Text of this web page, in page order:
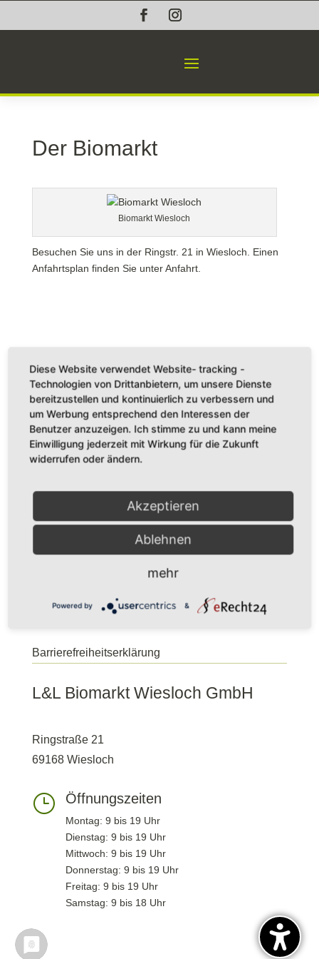
Der Biomarkt
Biomarkt Wiesloch
Besuchen Sie uns in der Ringstr. 21 in Wiesloch. Einen
Anfahrtsplan finden Sie unterAnfahrt.
Verbundpartner
Start
Jobs
Datenschutz
Barrierefreiheitserklärung
L&L Biomarkt Wiesloch GmbH
Ringstraße 21
69168 Wiesloch
} Öffnungszeiten
Montag: 9 bis 19 Uhr
Dienstag: 9 bis 19 Uhr
Mittwoch: 9 bis 19 Uhr
Donnerstag: 9 bis 19 Uhr
Freitag: 9 bis 19 Uhr
Samstag: 9 bis 18 Uhr
Diese Website verwendet Website- tracking -
Technologien von Drittanbietern, um unsere Dienste
bereitzustellen und kontinuierlich zu verbessern und
um Werbung entsprechend den Interessen der
Benutzer anzuzeigen. Ich stimme zu und kann meine
Einwilligung jederzeit mit Wirkung für die Zukunft
widerrufen oder ändern.
Akzeptieren
Ablehnen
mehr
Powered by &